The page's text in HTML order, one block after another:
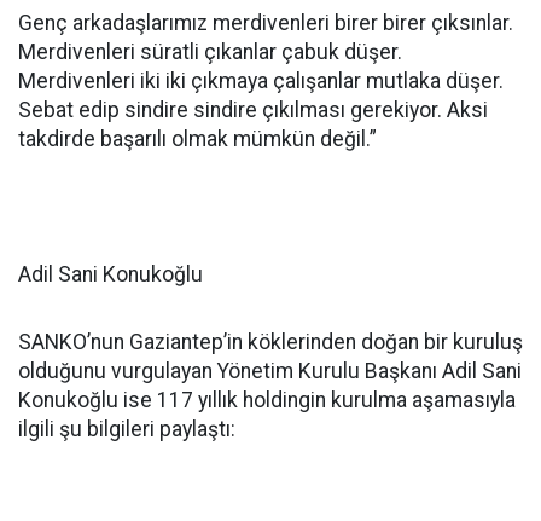
Genç arkadaşlarımız merdivenleri birer birer çıksınlar.
Merdivenleri süratli çıkanlar çabuk düşer.
Merdivenleri iki iki çıkmaya çalışanlar mutlaka düşer.
Sebat edip sindire sindire çıkılması gerekiyor. Aksi
takdirde başarılı olmak mümkün değil.”
Adil Sani Konukoğlu
SANKO’nun Gaziantep’in köklerinden doğan bir kuruluş
olduğunu vurgulayan Yönetim Kurulu Başkanı Adil Sani
Konukoğlu ise 117 yıllık holdingin kurulma aşamasıyla
ilgili şu bilgileri paylaştı: